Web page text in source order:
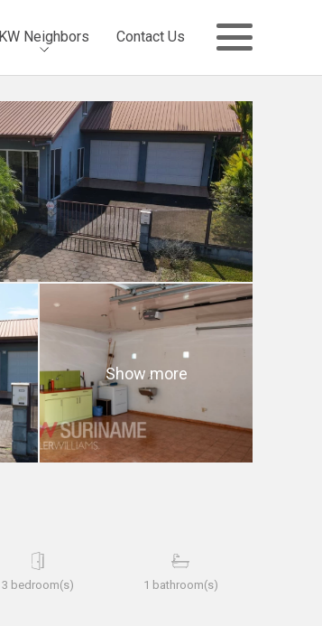
KW Neighbors Contact Us
3 bedroom(s) 1 bathroom(s)